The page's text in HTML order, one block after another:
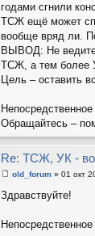
годами сгнили
ТСЖ ещё может
вообще вряд ли.
ВЫВОД: Не
ТСЖ, а тем более
Цель – оставить
Обращайтесь –
Re: ТСЖ, УК -
о
е
old_forum » 01 окт
Здравствуйте!